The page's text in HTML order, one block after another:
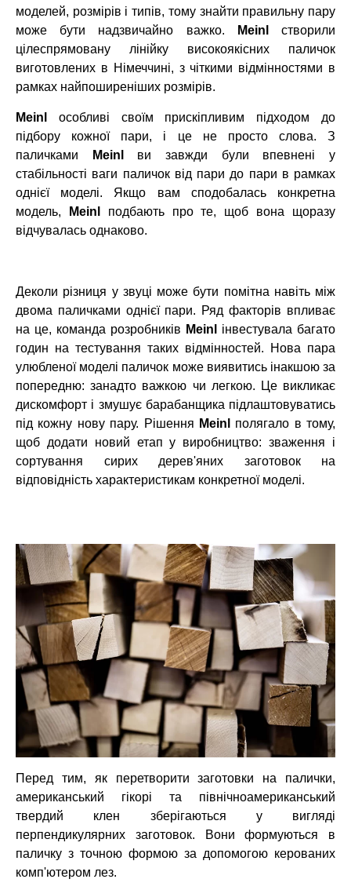
моделей, розмірів і типів, тому знайти правильну пару
може бути надзвичайно важко.
Meinlстворили
цілеспрямовану лінійку високоякісних паличок
виготовлених в Німеччині, з чіткими відмінностями в
рамках найпоширеніших розмірів.
Meinl особливі своїм прискіпливим підходом до
підбору кожної пари, і це не просто слова. З
паличками
Meinl ви завжди були впевнені у
стабільності ваги паличок від пари до пари в рамках
однієї моделі. Якщо вам сподобалась конкретна
модель,
Meinl подбають про те, щоб вона щоразу
відчувалась однаково.
Деколи різниця у звуці може бути помітна навіть між
двома паличками однієї пари. Ряд факторів впливає
на це, команда розробників Meinl інвестувала багато
годин на тестування таких відмінностей. Нова пара
улюбленої моделі паличок може виявитись інакшою за
попередню: занадто важкою чи легкою. Це викликає
дискомфорт і змушує барабанщика підлаштовуватись
під кожну нову пару. Рішення Meinl полягало в тому,
щоб додати новий етап у виробництво: зваження і
сортування сирих дерев'яних заготовок на
відповідність характеристикам конкретної моделі.
Перед тим, як перетворити заготовки на палички,
американський гікорі та північноамериканський
твердий клен зберігаються у вигляді
перпендикулярних заготовок. Вони формуються в
паличку з точною формою за допомогою керованих
комп'ютером лез.